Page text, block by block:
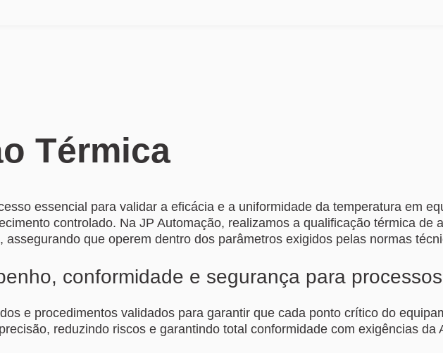
Térmica
essencial para validar a eficácia e a uniformidade da temperatura em
controlado. Na JP Automação, realizamos a qualificação térmica de
assegurando que operem dentro dos parâmetros exigidos pelas normas
conformidade e segurança para
e procedimentos validados para garantir que cada ponto crítico do
reduzindo riscos e garantindo total conformidade com exigências da